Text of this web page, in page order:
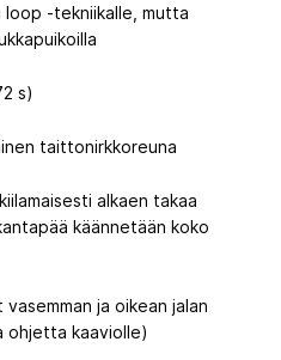
-tekniikalle, mutta
s)
taittonirkkoreuna
alkaen takaa
käännetään koko
ja oikean jalan
ohjetta kaaviolle)